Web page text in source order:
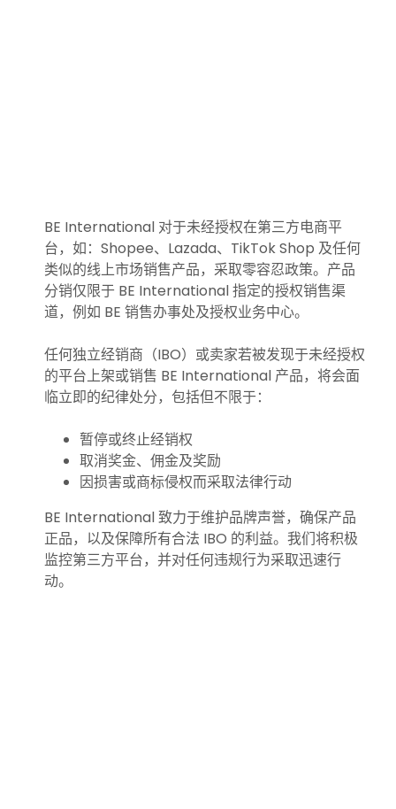
BE International 对于未经授权在第三方电商平
台，如：Shopee、Lazada、TikTok Shop 及任何
类似的线上市场销售产品，采取零容忍政策。产品
分销仅限于 BE International 指定的授权销售渠
道，例如 BE 销售办事处及授权业务中心。
任何独立经销商（IBO）或卖家若被发现于未经授权
的平台上架或销售 BE International 产品，将会面
临立即的纪律处分，包括但不限于：
暂停或终止经销权
取消奖金、佣金及奖励
因损害或商标侵权而采取法律行动
BE International 致力于维护品牌声誉，确保产品
正品，以及保障所有合法 IBO 的利益。我们将积极
监控第三方平台，并对任何违规行为采取迅速行
动。